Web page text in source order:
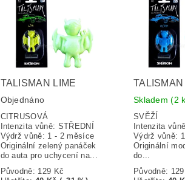
TALISMAN LIME
Objednáno
CITRUSOVÁ
Intenzita vůně: STŘEDNÍ
Výdrž vůně: 1 - 2 měsíce
Originální zelený panáček
do auta pro uchycení na...
Původně: 129 Kč
TALISMAN
Skladem(2
Intenzita
Výdrž vůně:
Originální
do...
Původně: